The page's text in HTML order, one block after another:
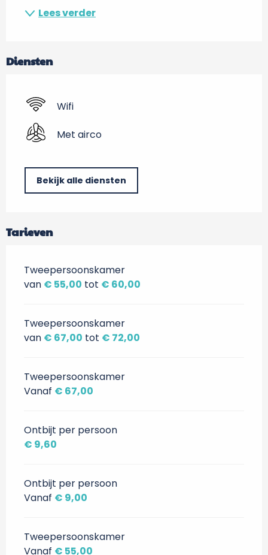
Lees verder
Diensten
Wifi
Met airco
Bekijk alle diensten
Tarieven
Tweepersoonskamer
van € 55,00 tot € 60,00
Tweepersoonskamer
van € 67,00 tot € 72,00
Tweepersoonskamer
Vanaf € 67,00
Ontbijt per persoon
€ 9,60
Ontbijt per persoon
Vanaf € 9,00
Tweepersoonskamer
Vanaf € 55,00